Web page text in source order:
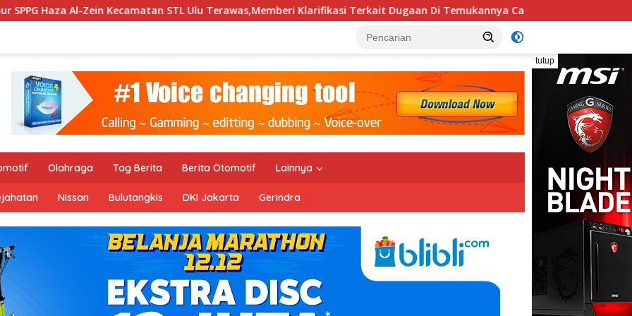
STL Ulu Terawas,Memberi Klarifikasi Terkait Dugaan Di Temukannya Cacing Pada Dau Selada Di Salah Satu Ompreng
tutup
Olahraga Tag Berita Berita Otomotif Lainnya
Nissan Bulutangkis DKI Jakarta Gerindra